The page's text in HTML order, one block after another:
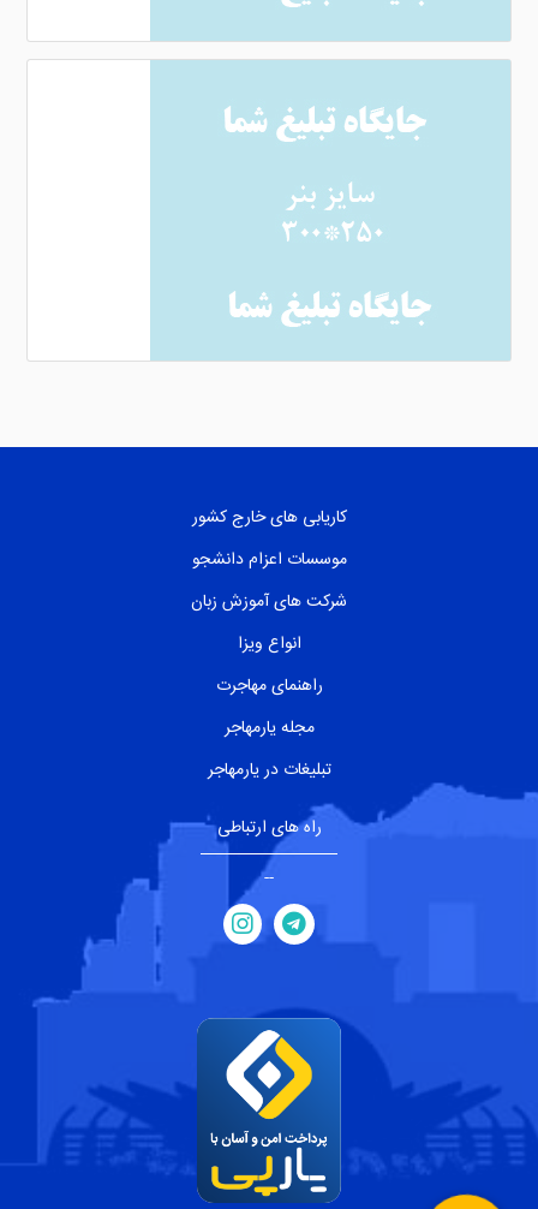
کاریابی های خارج کشور
موسسات اعزام دانشجو
شرکت های آموزش زبان
انواع ویزا
راهنمای مهاجرت
مجله یارمهاجر
تبلیغات در یارمهاجر
راه های ارتباطی
--